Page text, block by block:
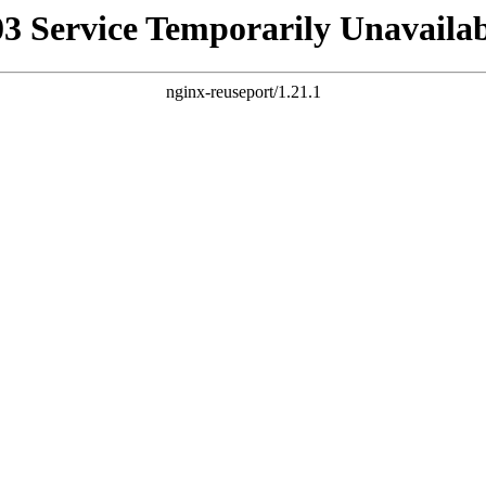
Service Temporarily
nginx-reuseport/1.21.1